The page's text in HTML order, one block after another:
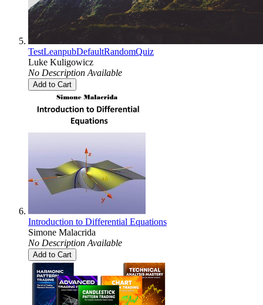
TestLeanpubDefaultRandomQuiz
Luke Kuligowicz
No Description Available
Add to Cart
Introduction to Differential Equations
Simone Malacrida
No Description Available
Add to Cart